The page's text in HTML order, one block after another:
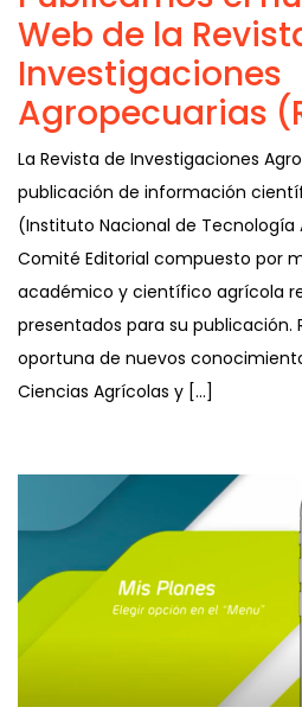
Web de la
Investigaciones
Agropecuarias
La Revista de Investigaciones
publicación de información
(Instituto Nacional de Tecnología
Comité Editorial compuesto por
académico y científico agrícola
presentados para su publicación.
oportuna de nuevos
Ciencias Agrícolas y […]